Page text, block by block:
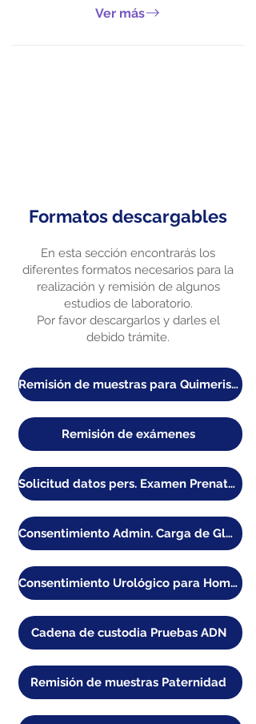
Ver más
Formatos descargables
En esta sección encontrarás los
diferentes formatos necesarios para la
realización y remisión de algunos
estudios de laboratorio.
Por favor descargarlos y darles el
debido trámite.
Remisión de muestras para Quimerismo
Remisión de exámenes
Solicitud datos pers. Examen Prenatal NIPT
Consentimiento Admin. Carga de Glucosa
Consentimiento Urológico para Hombres
Cadena de custodia Pruebas ADN
Remisión de muestras Paternidad